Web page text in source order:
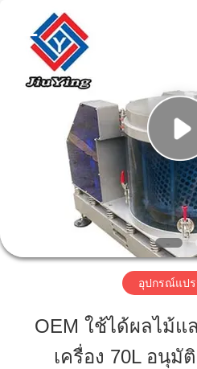
บ้าน
รายการ
VR
Machinery
Co.,Ltd.
Reserved.
อุปกรณ์แป
OEM ใช้ได้ผลไม้แ
เครื่อง 70L อนุมั